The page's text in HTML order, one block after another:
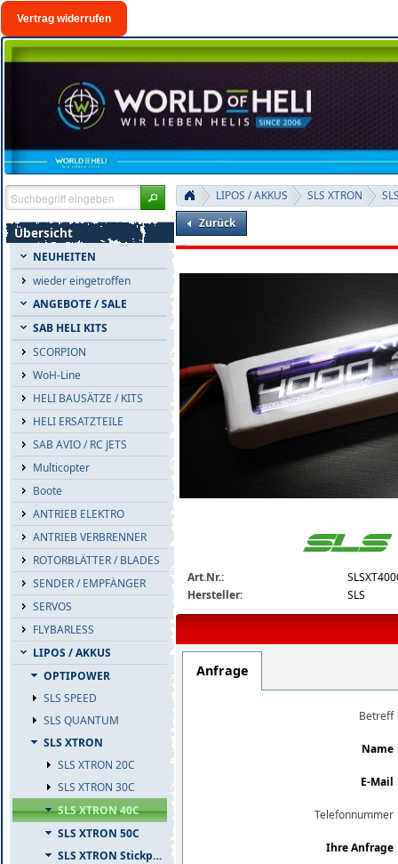
Vertrag widerrufen
Übersicht
NEUHEITEN
wieder eingetroffen
ANGEBOTE / SALE
SAB HELI KITS
SCORPION
WoH-Line
HELI BAUSÄTZE / KITS
HELI ERSATZTEILE
SAB AVIO / RC JETS
Multicopter
Boote
ANTRIEB ELEKTRO
ANTRIEB VERBRENNER
ROTORBLÄTTER / BLADES
SENDER / EMPFÄNGER
SERVOS
FLYBARLESS
LIPOS / AKKUS
OPTIPOWER
SLS SPEED
SLS QUANTUM
SLS XTRON
SLS XTRON 20C
SLS XTRON 30C
SLS XTRON 40C
SLS XTRON 50C
SLS XTRON Stickpack
LIPOS / AKKUS SLS XTRON
Zurück
slsxt40005140-detail.jpg
Art.Nr.:
Hersteller:
SLS
Anfrage
Betreff
Name
E-Mail
Telefonnummer
Ihre Anfrage